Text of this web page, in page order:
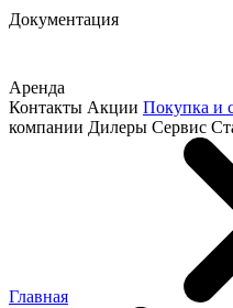
Документация
Аренда
Контакты Акции Покупка и
компании Дилеры Сервис
Главная